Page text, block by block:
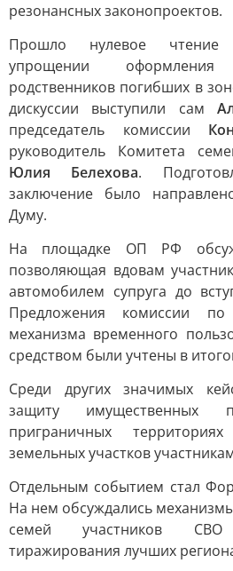
резонансных законопроектов.
Прошло нулевое чтение
упрощении
родственников погибших в
дискуссии выступили сам
председатель комиссии
руководитель Комитета
Юлия Белехова.
заключение было
Думу.
На площадке ОП РФ
позволяющая вдовам
автомобилем супруга до
Предложения комиссии по
механизма временного
средством были учтены в
Среди других значимых
защиту имущественных
приграничных
земельных участков
Отдельным событием стал
На нем обсуждались
семей участников
тиражирования лучших